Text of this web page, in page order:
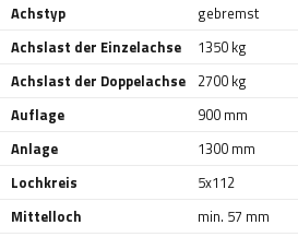
Achstyp
gebremst
Achslast der Einzelachse
1350 kg
Achslast der Doppelachse 2700 kg
Auflage
900 mm
Anlage
1300 mm
Lochkreis
5x112
Mittelloch
min. 57 mm